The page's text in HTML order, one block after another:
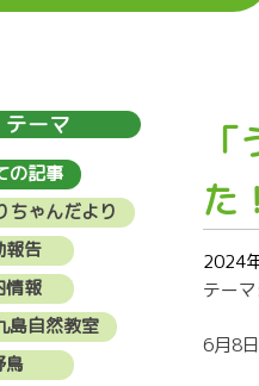
た！
2024
テーマ:
6月8
テーマ
の記事
ちゃんだより
報告
情報
島自然教室
鳥